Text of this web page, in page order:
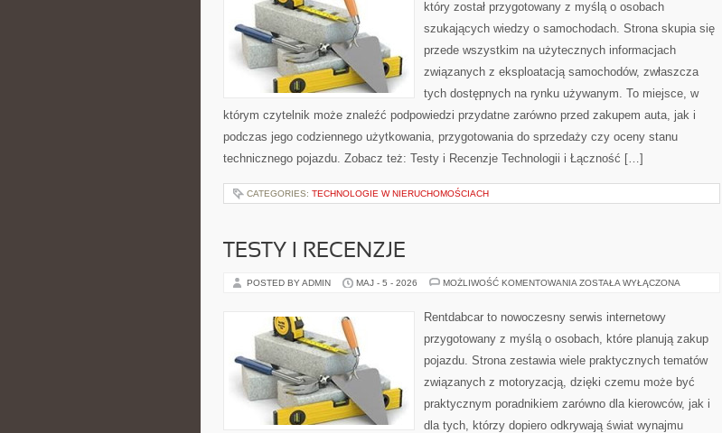
który został przygotowany z myślą o osobach
szukających wiedzy o samochodach. Strona skupia się
przede wszystkim na użytecznych informacjach
związanych z eksploatacją samochodów, zwłaszcza
tych dostępnych na rynku używanym. To miejsce, w
którym czytelnik może znaleźć podpowiedzi przydatne zarówno przed zakupem auta, jak i
podczas jego codziennego użytkowania, przygotowania do sprzedaży czy oceny stanu
technicznego pojazdu. Zobacz też: Testy i Recenzje Technologii i Łączność […]
CATEGORIES: TECHNOLOGIE W NIERUCHOMOŚCIACH
TESTY I RECENZJE
POSTED BY ADMIN MAJ - 5 - 2026 MOŻLIWOŚĆ KOMENTOWANIA TESTY
ZOSTAŁA WYŁĄCZONA
Rentdabcar to nowoczesny serwis internetowy
przygotowany z myślą o osobach, które planują zakup
pojazdu. Strona zestawia wiele praktycznych tematów
związanych z motoryzacją, dzięki czemu może być
praktycznym poradnikiem zarówno dla kierowców, jak i
dla tych, którzy dopiero odkrywają świat wynajmu